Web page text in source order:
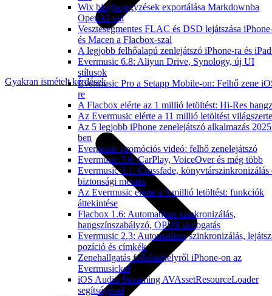
Wix blogbejegyzések exportálása Markdownba
OpenAI-val
Veszteségmentes FLAC és DSD lejátszása
és Macen a Flacbox-szal
A legjobb felhőalapú zenlejátszó iPhone-ra és
Evermusic 6.8: Aliyun Drive, Synology, új UI
stílusok
Evermusic Pro a Setapp Mobile-on: Felhő zene
re
A Flacbox elérte az 1 millió letöltést: Hi-Res
Az Evermusic elérte a 11 millió letöltést világszerte
Az 5 legjobb iPhone zenelejátszó alkalmazás
ben
Evermusic promóciós videó: felhő zenelejátszó
Evermusic 3.6: CarPlay, VoiceOver és még több
Evermusic 3.1: Crossfade, könyvtárszinkronizálás
biztonsági mentés
Az Evermusic elérte a 3 millió letöltést: funkciók
áttekintése
Flacbox 1.6: Automatikus szinkronizálás,
hangszínszabályzó, OPUS támogatás
Evermusic 2.3: Automatikus szinkronizálás,
pozíció és címkék
Zenehallgatás felhőtárhelyről iPhone-on az
Evermusickel
iOS Audio Streaming AVAssetResourceLoader
segítségével
Gyakran ismételt kérdések